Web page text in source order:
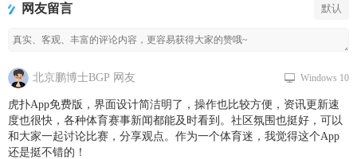
网友留言 默认
北京鹏博士BGP 网友
虎扑App免费版，界面设计简洁明了，操作也比较方便，资讯更新速
度也很快，各种体育赛事新闻都能及时看到。社区氛围也挺好，可以
和大家一起讨论比赛，分享观点。作为一个体育迷，我觉得这个App
还是挺不错的！
Windows 10